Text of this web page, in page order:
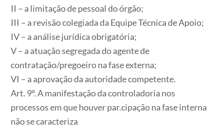
II – a limitação de pessoal do órgão;
III – a revisão colegiada da Equipe Técnica de Apoio;
IV – a análise jurídica obrigatória;
V – a atuação segregada do agente de
contratação/pregoeiro na fase externa;
VI – a aprovação da autoridade competente.
Art. 9º. A manifestação da controladoria nos
processos em que houver par.cipação na fase interna
não se caracteriza